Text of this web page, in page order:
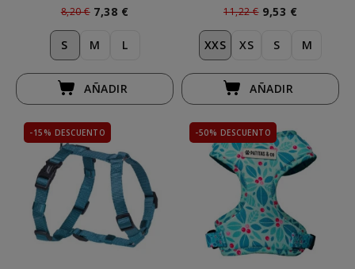
8,20 € 7,38 €
S M L
AÑADIR
11,22 € 9,53 €
XXS XS S M
AÑADIR
-15% DESCUENTO -50% DESCUENTO